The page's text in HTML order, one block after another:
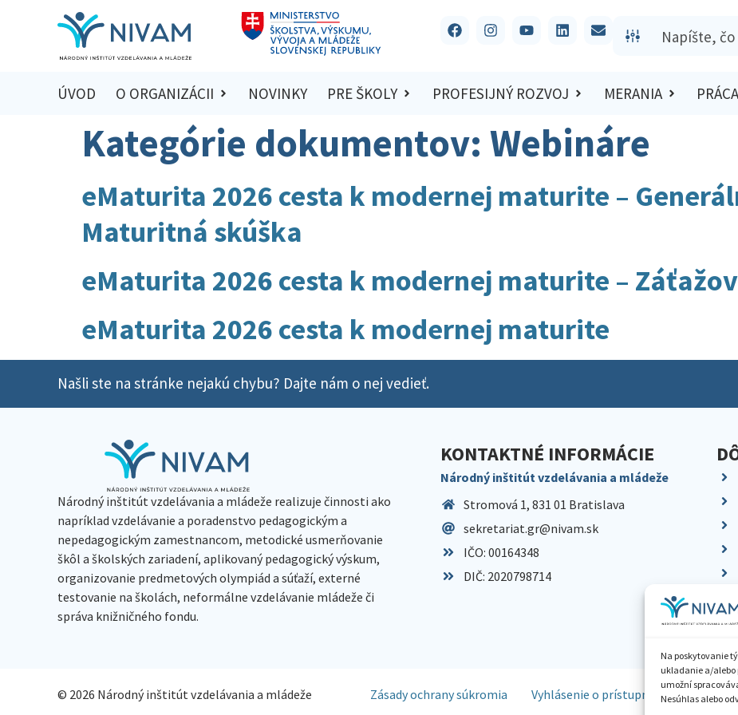
Na poskytovanie
ukladanie a/
umožní
Nesúhlas alebo
ÚVOD O ORGANIZÁCII NOVINKY PRE ŠKOLY PROFESIJNÝ ROZVOJ MERANIA
Kategórie dokumentov: Webináre
eMaturita 2026 cesta k modernej maturite –
Maturitná skúška
eMaturita 2026 cesta k modernej maturite –
eMaturita 2026 cesta k modernej maturite
Našli ste na stránke nejakú chybu? Dajte nám o nej vedieť.
Národný inštitút vzdelávania a mládeže realizuje činnosti ako
napríklad vzdelávanie a poradenstvo pedagogickým a
nepedagogickým zamestnancom, metodické usmerňovanie
škôl a školských zariadení, aplikovaný pedagogický výskum,
organizovanie predmetových olympiád a súťaží, externé
testovanie na školách, neformálne vzdelávanie mládeže či
správa knižničného fondu.
KONTAKTNÉ INFORMÁCIE
Národný inštitút vzdelávania a mládeže
Stromová 1, 831 01 Bratislava
sekretariat.gr@nivam.sk
IČO: 00164348
DIČ: 2020798714
© 2026 Národný inštitút vzdelávania a mládeže Zásady ochrany súkromia Vyhlásenie o prístupnosti